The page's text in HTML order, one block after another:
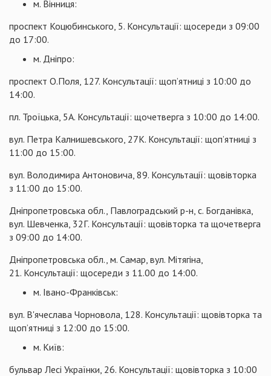
м. Вінниця:
проспект Коцюбинського, 5. Консультації: щосереди з 09:00
до 17:00.
м. Дніпро:
проспект О.Поля, 127. Консультації: щоп’ятниці з 10:00 до
14:00.
пл. Троїцька, 5А. Консультації: щочетверга з 10:00 до 14:00.
вул. Петра Калнишевського, 27К. Консультації: щоп’ятниці з
11:00 до 15:00.
вул. Володимира Антоновича, 89. Консультації: щовівторка
з 11:00 до 15:00.
Дніпропетровська обл., Павлоградський р-н, с. Богданівка,
вул. Шевченка, 32Г. Консультації: щовівторка та щочетверга
з 09:00 до 14:00.
Дніпропетровська обл., м. Самар, вул. Мітягіна,
21. Консультації: щосереди з 11.00 до 14:00.
м. Івано-Франківськ:
вул. В'ячеслава Чорновола, 128. Консультації: щовівторка та
щоп’ятниці з 12:00 до 15:00.
м. Київ:
бульвар Лесі Українки, 26. Консультації: щовівторка з 10:00